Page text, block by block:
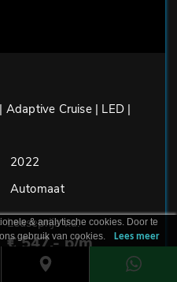
Cruise | LED |
2022
Automaat
Leaseprijs v.a.
€ 547,- p/m
& analytische cookies. Door te
gebruik van cookies.
Lees meer